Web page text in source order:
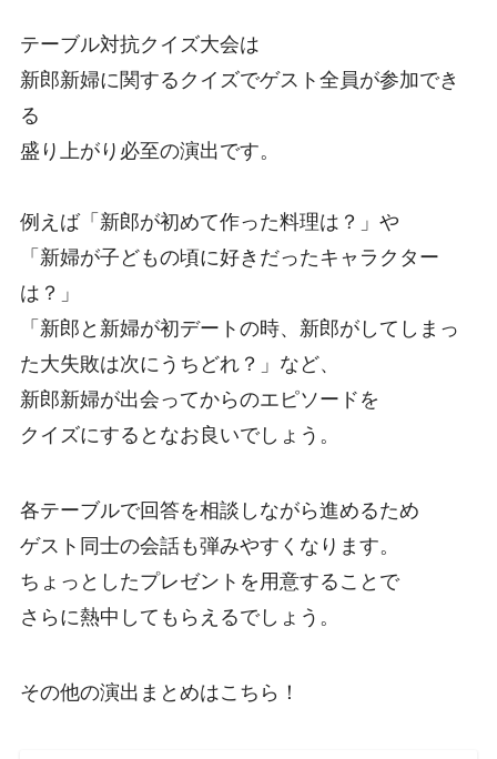
テーブル対抗クイズ大会は
新郎新婦に関するクイズでゲスト全員が参加でき
る
盛り上がり必至の演出です。
例えば「新郎が初めて作った料理は？」や
「新婦が子どもの頃に好きだったキャラクター
は？」
「新郎と新婦が初デートの時、新郎がしてしまっ
た大失敗は次にうちどれ？」など、
新郎新婦が出会ってからのエピソードを
クイズにするとなお良いでしょう。
各テーブルで回答を相談しながら進めるため
ゲスト同士の会話も弾みやすくなります。
ちょっとしたプレゼントを用意することで
さらに熱中してもらえるでしょう。
その他の演出まとめはこちら！